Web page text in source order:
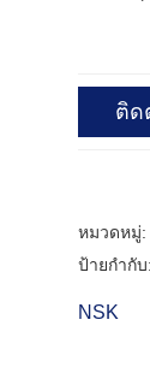
ติด
หมวดหมู่:
ป้ายกำกับ:
NSK